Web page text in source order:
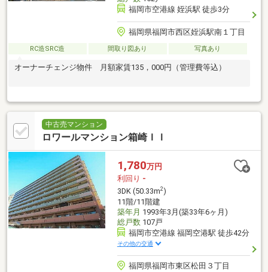
福岡市空港線 姪浜駅 徒歩3分
福岡県福岡市西区姪浜駅南１丁目
RC造SRC造 間取り図あり 写真あり
オーナーチェンジ物件 月額家賃135，000円（管理費等込）
中古売マンション
ロワールマンション箱崎ＩＩ
1,780万円
利回り -
3DK (50.33m2)
11階/11階建
築年月 1993年3月(築33年6ヶ月)
総戸数107戸
福岡市空港線 福岡空港駅 徒歩42分
その他の交通
福岡県福岡市東区松田３丁目